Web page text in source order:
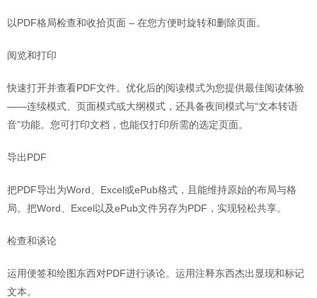
以PDF格局检查和收拾页面 – 在您方便时旋转和删除页面。
阅览和打印
快速打开并查看PDF文件。优化后的阅读模式为您提供最佳阅读体验
——连续模式、页面模式或大纲模式，还具备夜间模式与“文本转语
音”功能。您可打印文档，也能仅打印所需的选定页面。
导出PDF
把PDF导出为Word、Excel或ePub格式，且能维持原始的布局与格
局。把Word、Excel以及ePub文件另存为PDF，实现轻松共享。
检查和谈论
运用便签和绘图东西对PDF进行谈论。运用注释东西杰出显现和标记
文本。